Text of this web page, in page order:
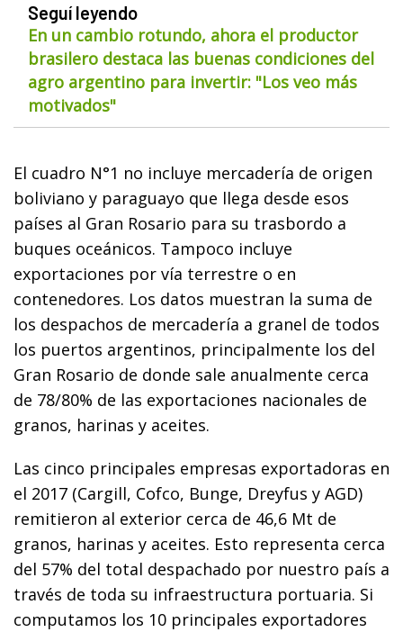
Seguí leyendo
En un cambio rotundo, ahora el productor
brasilero destaca las buenas condiciones del
agro argentino para invertir: "Los veo más
motivados"
El cuadro N°1 no incluye mercadería de origen
boliviano y paraguayo que llega desde esos
países al Gran Rosario para su trasbordo a
buques oceánicos. Tampoco incluye
exportaciones por vía terrestre o en
contenedores. Los datos muestran la suma de
los despachos de mercadería a granel de todos
los puertos argentinos, principalmente los del
Gran Rosario de donde sale anualmente cerca
de 78/80% de las exportaciones nacionales de
granos, harinas y aceites.
Las cinco principales empresas exportadoras en
el 2017 (Cargill, Cofco, Bunge, Dreyfus y AGD)
remitieron al exterior cerca de 46,6 Mt de
granos, harinas y aceites. Esto representa cerca
del 57% del total despachado por nuestro país a
través de toda su infraestructura portuaria. Si
computamos los 10 principales exportadores